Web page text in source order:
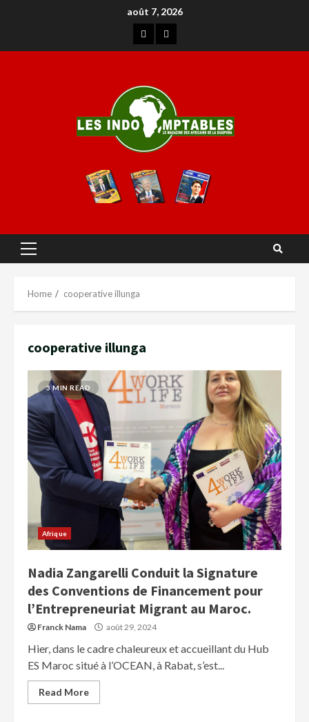
août 7, 2026
Home cooperative illunga
cooperative illunga
3 MIN READ
Afrique
Nadia Zangarelli Conduit la Signature
des Conventions de Financement pour
l’Entrepreneuriat Migrant au Maroc.
Franck Nama août 29, 2024
Hier, dans le cadre chaleureux et accueillant du Hub
ES Maroc situé à l’OCEAN, à Rabat, s’est...
Read More